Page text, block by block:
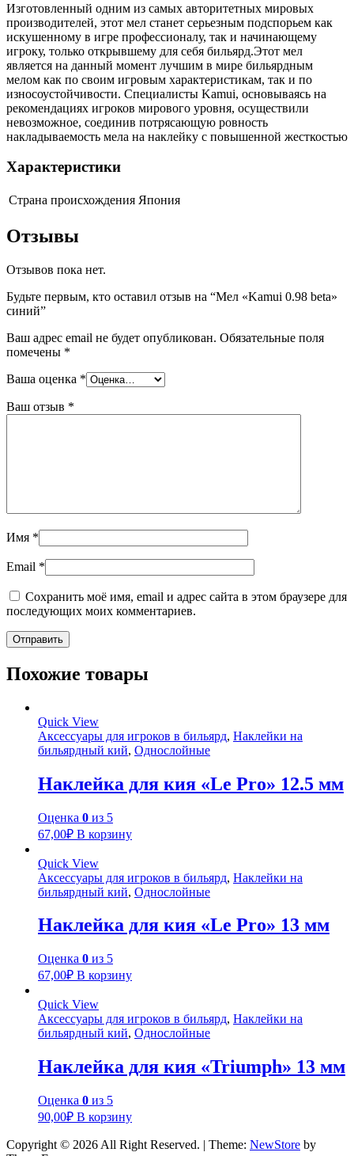
Изготовленный одним из самых авторитетных мировых
производителей, этот мел станет серьезным подспорьем как
искушенному в игре профессионалу, так и начинающему
игроку, только открывшему для себя бильярд.Этот мел
является на данный момент лучшим в мире бильярдным
мелом как по своим игровым характеристикам, так и по
износоустойчивости. Специалисты Kamui, основываясь на
рекомендациях игроков мирового уровня, осуществили
невозможное, соединив потрясающую ровность
накладываемость мела на наклейку с повышенной жесткостью
Характеристики
Страна происхождения Япония
Отзывы
Отзывов пока нет.
Будьте первым, кто оставил отзыв на “Мел «Kamui 0.98 beta»
синий”
Ваш адрес email не будет опубликован. Обязательные поля
помечены *
Ваша оценка *
Ваш отзыв *
Имя *
Email *
Сохранить моё имя, email и адрес сайта в этом браузере для
последующих моих комментариев.
Похожие товары
Quick View
Аксессуары для игроков в бильярд, Наклейки на
бильярдный кий, Однослойные
Наклейка для кия «Le Pro» 12.5 мм
Оценка 0 из 5
67,00₽ В корзину
Quick View
Аксессуары для игроков в бильярд, Наклейки на
бильярдный кий, Однослойные
Наклейка для кия «Le Pro» 13 мм
Оценка 0 из 5
67,00₽ В корзину
Quick View
Аксессуары для игроков в бильярд, Наклейки на
бильярдный кий, Однослойные
Наклейка для кия «Triumph» 13 мм
Оценка 0 из 5
90,00₽ В корзину
Copyright © 2026 All Right Reserved. | Theme: NewStore by